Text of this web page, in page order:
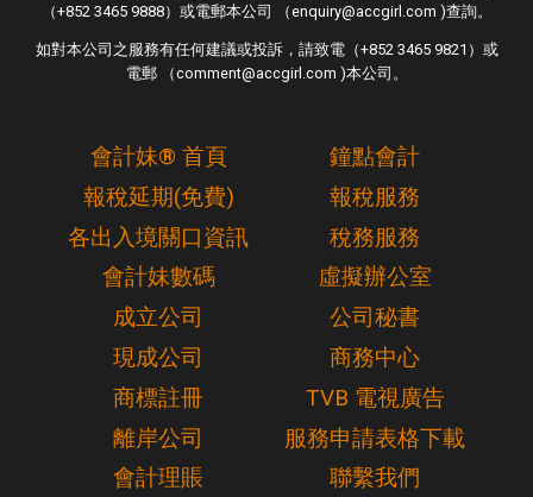
（+852 3465 9888）或電郵本公司 （enquiry@accgirl.com )查詢。
如對本公司之服務有任何建議或投訴，請致電（+852 3465 9821）或
電郵 （comment@accgirl.com )本公司。
會計妹® 首頁
報稅延期(免費)
各出入境關口資訊
會計妹數碼
成立公司
現成公司
商標註冊
離岸公司
會計理賬
鐘點會計
報稅服務
稅務服務
虛擬辦公室
公司秘書
商務中心
TVB 電視廣告
服務申請表格下載
聯繫我們